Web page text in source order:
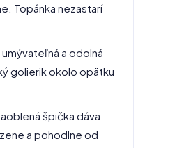
Topánka nezastarí
a odolná
golierik okolo opätku
špička dáva
a pohodlne od